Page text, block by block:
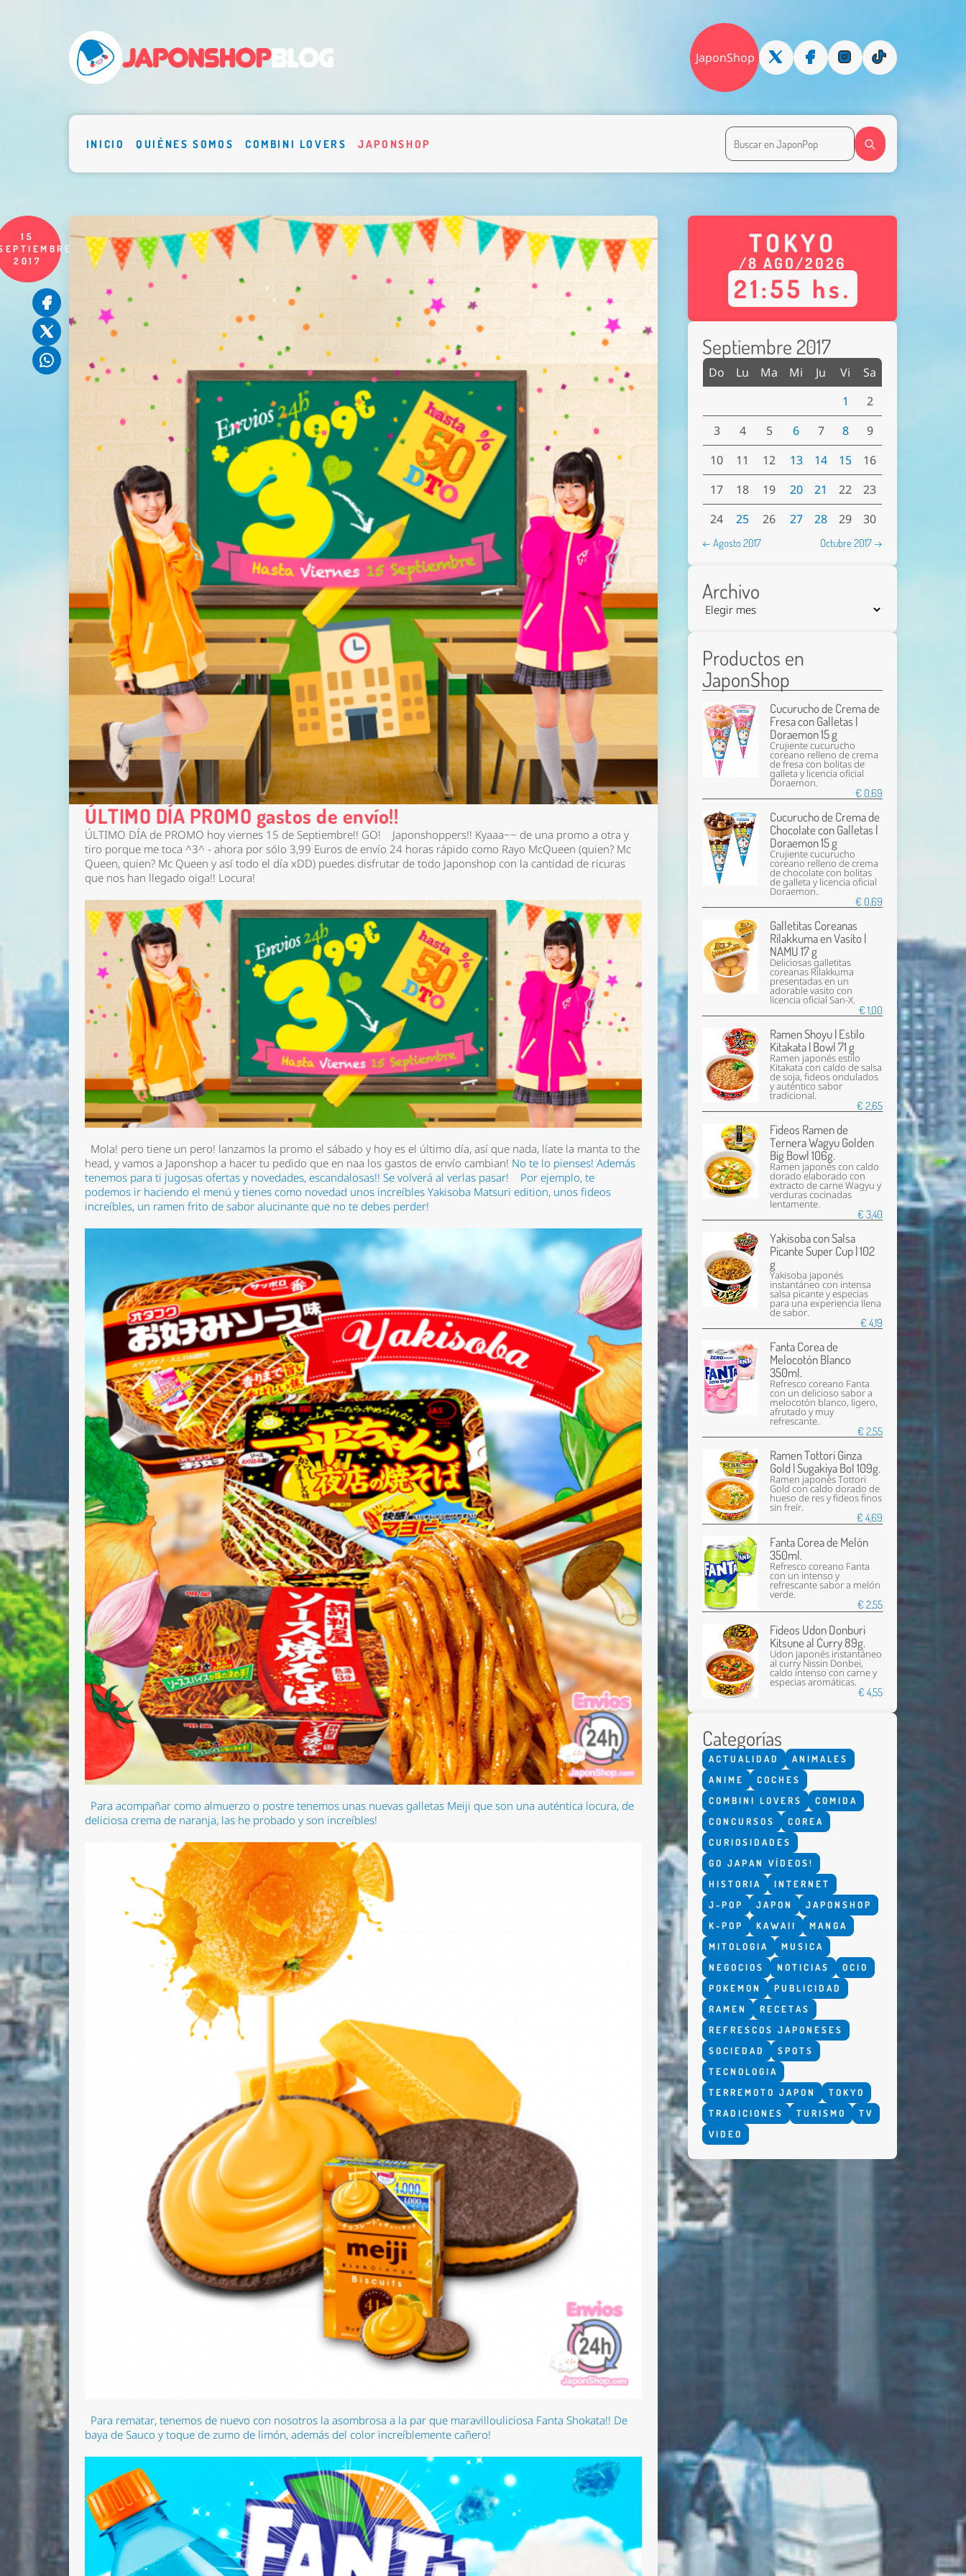
JaponShop
INICIO QUIÉNES SOMOS COMBINI LOVERS JAPONSHOP
15
2017
ÚLTIMO DÍA PROMO gastos de envío!!
ÚLTIMO DÍA de PROMO hoy viernes 15 de Septiembre!! GO!
Japonshoppers!! Kyaaa~~ de una promo a otra y
tiro porque me toca ^3^ - ahora por sólo 3,99 Euros de envío24 horas rápido como Rayo McQueen (quien? Mc
Queen, quien? Mc Queen y así todo el día xDD) puedes disfrutar de todo Japonshop con la cantidad de ricuras
que nos han llegado oiga!! Locura!
Mola! pero tiene un pero! lanzamos la promo el sábado y hoy es el último día, así que nada, líate la manta to the
head, y vamos a Japonshop a hacer tu pedido que en naa los gastos de envío cambian! No te lo pienses! Además
tenemos para ti jugosas ofertas y novedades, escandalosas!! Se volverá al verlas pasar!
Por ejemplo, te
podemos ir haciendo el menú y tienes como novedad unos increíbles Yakisoba Matsuri edition, unos fideos
increíbles, un ramen frito de sabor alucinante que no te debes perder!
Para acompañar como almuerzo o postre tenemos unas nuevas galletas Meiji que son una auténtica locura, de
deliciosa crema de naranja, las he probado y son increíbles!
Para rematar, tenemos de nuevo con nosotros la asombrosa a la par que maravillouliciosa Fanta Shokata!! De
baya de Sauco y toque de zumo de limón, además del color increíblemente cañero!
TOKYO
/8 AGO/2026
21:55 hs.
Septiembre 2017
Do Lu Ma Mi Ju Vi
Sa
1
2
3
4 5 6 7 8
9
10
11 12 13 14 15
16
17
18 19 20 21 22
23
24
25 26 27 28 29 30
← Agosto 2017 Octubre 2017 →
Archivo
Productos en
JaponShop
Cucurucho de Crema de
Fresa con Galletas |
Doraemon 15 g
Crujiente cucurucho
coreano relleno de crema
de fresa con bolitas de
galleta y licencia oficial
Doraemon.
€ 0,69
Cucurucho de Crema de
Chocolate con Galletas |
Doraemon 15 g
Crujiente cucurucho
coreano relleno de crema
de chocolate con bolitas
de galleta y licencia oficial
Doraemon.
€ 0,69
Galletitas Coreanas
Rilakkuma en Vasito |
NAMU 17 g
Deliciosas galletitas
coreanas Rilakkuma
presentadas en un
adorable vasito con
licencia oficial San-X.
€ 1,00
Ramen Shoyu | Estilo
Kitakata | Bowl 71 g
Ramen japonés estilo
Kitakata con caldo de salsa
de soja, fideos ondulados
y auténtico sabor
tradicional.
€ 2,65
Fideos Ramen de
Ternera Wagyu Golden
Big Bowl 106g.
Ramen japonés con caldo
dorado elaborado con
extracto de carne Wagyu y
verduras cocinadas
lentamente.
€ 3,40
Yakisoba con Salsa
Picante Super Cup | 102
g
Yakisoba japonés
instantáneo con intensa
salsa picante y especias
para una experiencia llena
de sabor.
€ 4,19
Fanta Corea de
Melocotón Blanco
350ml.
Refresco coreano Fanta
con un delicioso sabor a
melocotón blanco, ligero,
afrutado y muy
refrescante.
€ 2,55
Ramen Tottori Ginza
Gold | Sugakiya Bol 109g.
Ramen japonés Tottori
Gold con caldo dorado de
hueso de res y fideos finos
sin freír.
€ 4,69
Fanta Corea de Melón
350ml.
Refresco coreano Fanta
con un intenso y
refrescante sabor a melón
verde.
€ 2,55
Fideos Udon Donburi
Kitsune al Curry 89g.
Udon japonés instantáneo
al curry Nissin Donbei,
caldo intenso con carne y
especias aromáticas.
€ 4,55
Categorías
ACTUALIDAD
ANIMALES
ANIME
COCHES
COMBINI LOVERS
COMIDA
CONCURSOS
COREA
CURIOSIDADES
GO JAPAN VÍDEOS!
HISTORIA
INTERNET
J-POP
JAPON
JAPONSHOP
K-POP
KAWAII
MANGA
MITOLOGIA
MUSICA
NEGOCIOS
NOTICIAS
OCIO
POKEMON
PUBLICIDAD
RAMEN
RECETAS
REFRESCOS JAPONESES
SOCIEDAD
SPOTS
TECNOLOGIA
TERREMOTO JAPON
TOKYO
TRADICIONES
TURISMO
TV
VIDEO
Nombre *
Email *
Comentario *
Enviar